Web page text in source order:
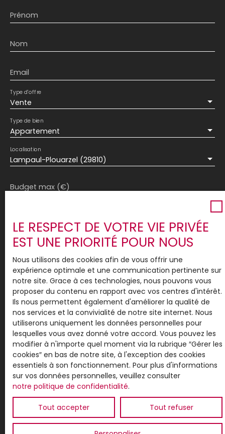
Prénom
Nom
Email
Vente
Type d'offre
Appartement
Type de bien
Lampaul-Plouarzel (29810)
Localisation
Budget max (€)
Pièces min
J'accepte le traitement de mes données
personnelles conformément au RGPD. Si vous ne
souhaitez pas faire l'objet de prospection
commerciale par voie téléphonique, vous pouvez
vous inscrire gratuitement sur la liste d'opposition
au démarchage téléphonique, prévu par l'article
L223-1 du code de la consommation, sur le site
Internet www.bloctel.gouv.fr ou par courrier
adressé à :
Société Worldline, Service Bloctel, CS 61311, 41013
BLOIS CEDEX.
Pour en savoir plus sur le traitement de vos
données personnelles, veuillez consulter notre
politique de confidentialité.
LE RESPECT DE VOTRE VIE PRIVÉE
EST UNE PRIORITÉ POUR NOUS
Nous utilisons des cookies afin de vous offrir une
expérience optimale et une communication pertinente sur
notre site. Grace à ces technologies, nous pouvons vous
proposer du contenu en rapport avec vos centres d'intérêt.
Ils nous permettent également d'améliorer la qualité de
nos services et la convivialité de notre site internet. Nous
utiliserons uniquement les données personnelles pour
lesquelles vous avez donné votre accord. Vous pouvez les
modifier à n'importe quel moment via la rubrique ″Gérer les
cookies″ en bas de notre site, à l'exception des cookies
essentiels à son fonctionnement. Pour plus d'informations
sur vos données personnelles, veuillez consulter
notre politique de confidentialité.
Tout accepter Tout refuser